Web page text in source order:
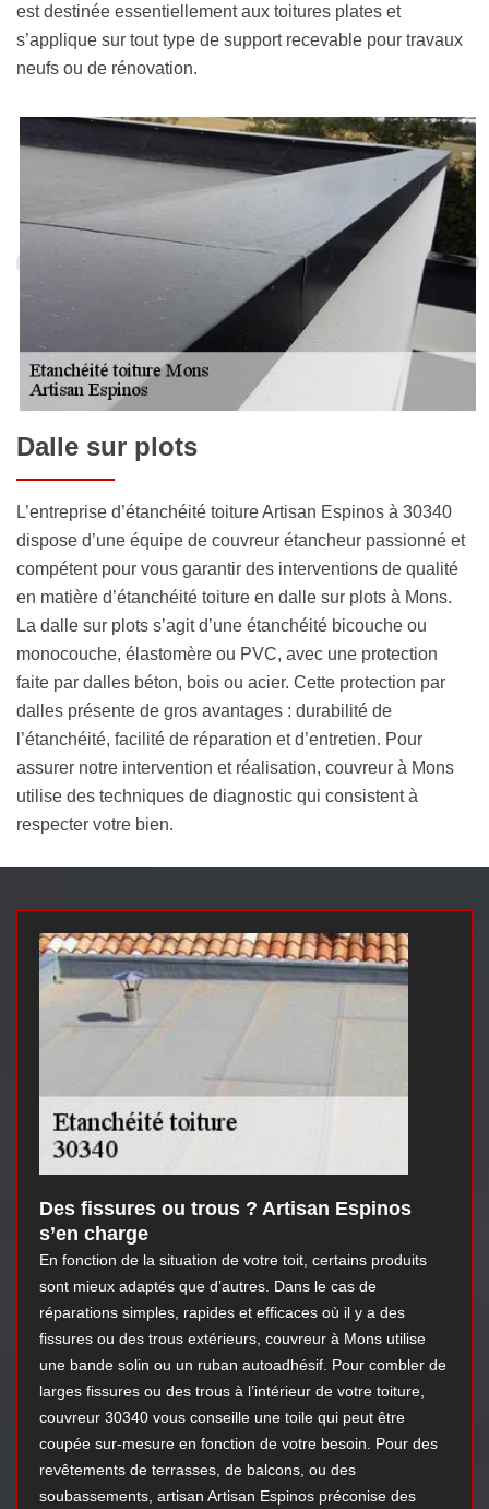
est destinée essentiellement aux toitures plates et
s’applique sur tout type de support recevable pour travaux
neufs ou de rénovation.
Dalle sur plots
L’entreprise d’étanchéité toiture Artisan Espinos à 30340
dispose d’une équipe de couvreur étancheur passionné et
compétent pour vous garantir des interventions de qualité
en matière d’étanchéité toiture en dalle sur plots à Mons.
La dalle sur plots s’agit d’une étanchéité bicouche ou
monocouche, élastomère ou PVC, avec une protection
faite par dalles béton, bois ou acier. Cette protection par
dalles présente de gros avantages : durabilité de
l’étanchéité, facilité de réparation et d’entretien. Pour
assurer notre intervention et réalisation, couvreur à Mons
utilise des techniques de diagnostic qui consistent à
respecter votre bien.
Des fissures ou trous ? Artisan Espinos
s’en charge
En fonction de la situation de votre toit, certains produits
sont mieux adaptés que d’autres. Dans le cas de
réparations simples, rapides et efficaces où il y a des
fissures ou des trous extérieurs, couvreur à Mons utilise
une bande solin ou un ruban autoadhésif. Pour combler de
larges fissures ou des trous à l’intérieur de votre toiture,
couvreur 30340 vous conseille une toile qui peut être
coupée sur-mesure en fonction de votre besoin. Pour des
revêtements de terrasses, de balcons, ou des
soubassements, artisan Artisan Espinos préconise des